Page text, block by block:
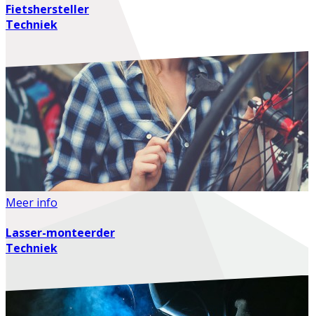
Fietshersteller
Techniek
Meer info
Lasser-monteerder
Techniek